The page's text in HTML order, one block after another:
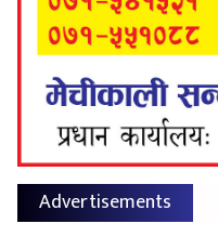
Advertisements